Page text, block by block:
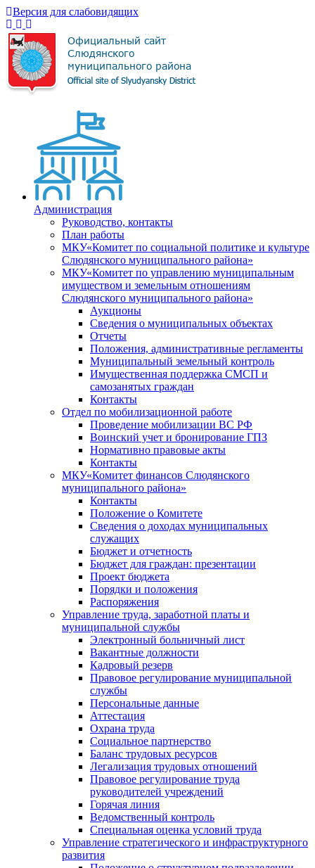
Версия для слабовидящих
Администрация
Руководство, контакты
План работы
МКУ«Комитет по социальной политике и культуре
Слюдянского муниципального района»
МКУ«Комитет по управлению муниципальным
имуществом и земельным отношениям
Слюдянского муниципального района»
Аукционы
Сведения о муниципальных объектах
Отчеты
Положения, административные регламенты
Муниципальный земельный контроль
Имущественная поддержка СМСП и
самозанятых граждан
Контакты
Отдел по мобилизационной работе
Проведение мобилизации ВС РФ
Воинский учет и бронирование ГПЗ
Нормативно правовые акты
Контакты
МКУ«Комитет финансов Слюдянского
муниципального района»
Контакты
Положение о Комитете
Сведения о доходах муниципальных
служащих
Бюджет и отчетность
Бюджет для граждан: презентации
Проект бюджета
Порядки и положения
Распоряжения
Управление труда, заработной платы и
муниципальной службы
Электронный больничный лист
Вакантные должности
Кадровый резерв
Правовое регулирование муниципальной
службы
Персональные данные
Аттестация
Охрана труда
Социальное партнерство
Баланс трудовых ресурсов
Легализация трудовых отношений
Правовое регулирование труда
руководителей учреждений
Горячая линия
Ведомственный контроль
Специальная оценка условий труда
Управление стратегического и инфраструктурного
развития